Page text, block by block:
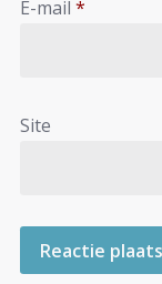
E-mail *
Site